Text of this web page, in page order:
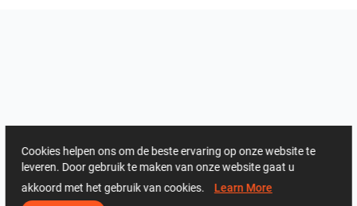
Cookies helpen ons om de beste ervaring op onze website te
leveren. Door gebruik te maken van onze website gaat u
akkoord met het gebruik van cookies. Learn More